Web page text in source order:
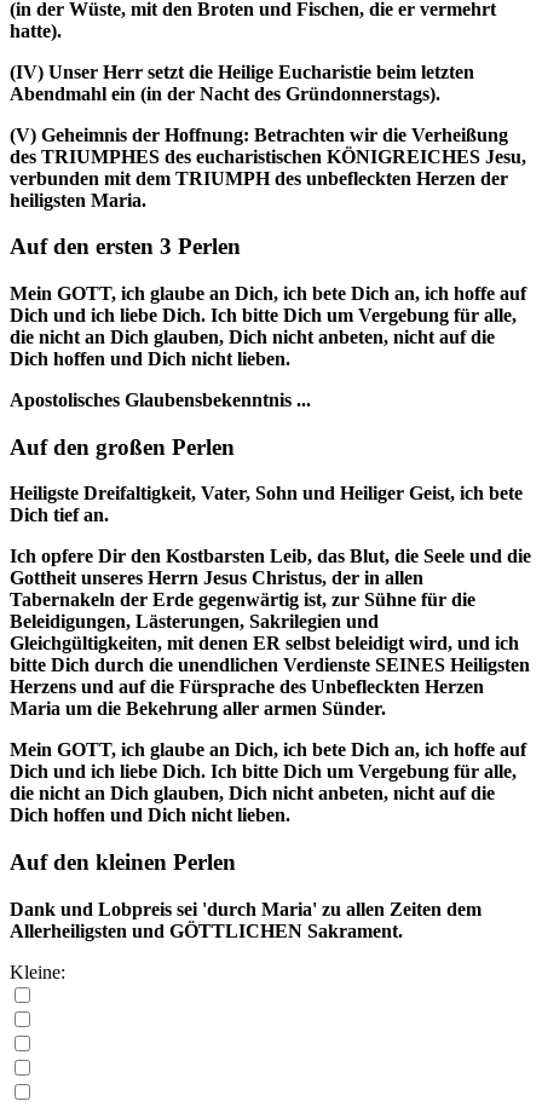
(in der Wüste, mit den Broten und Fischen, die er vermehrt
hatte).
(IV) Unser Herr setzt die Heilige Eucharistie beim letzten
Abendmahl ein (in der Nacht des Gründonnerstags).
(V) Geheimnis der Hoffnung: Betrachten wir die Verheißung
des TRIUMPHES des eucharistischen KÖNIGREICHES Jesu,
verbunden mit dem TRIUMPH des unbefleckten Herzen der
heiligsten Maria.
Auf den ersten 3 Perlen
Mein GOTT, ich glaube an Dich, ich bete Dich an, ich hoffe auf
Dich und ich liebe Dich. Ich bitte Dich um Vergebung für alle,
die nicht an Dich glauben, Dich nicht anbeten, nicht auf die
Dich hoffen und Dich nicht lieben.
Apostolisches Glaubensbekenntnis ...
Auf den großen Perlen
Heiligste Dreifaltigkeit, Vater, Sohn und Heiliger Geist, ich bete
Dich tief an.
Ich opfere Dir den Kostbarsten Leib, das Blut, die Seele und die
Gottheit unseres Herrn Jesus Christus, der in allen
Tabernakeln der Erde gegenwärtig ist, zur Sühne für die
Beleidigungen, Lästerungen, Sakrilegien und
Gleichgültigkeiten, mit denen ER selbst beleidigt wird, und ich
bitte Dich durch die unendlichen Verdienste SEINES Heiligsten
Herzens und auf die Fürsprache des Unbefleckten Herzen
Maria um die Bekehrung aller armen Sünder.
Mein GOTT, ich glaube an Dich, ich bete Dich an, ich hoffe auf
Dich und ich liebe Dich. Ich bitte Dich um Vergebung für alle,
die nicht an Dich glauben, Dich nicht anbeten, nicht auf die
Dich hoffen und Dich nicht lieben.
Auf den kleinen Perlen
Dank und Lobpreis sei 'durch Maria' zu allen Zeiten dem
Allerheiligsten und GÖTTLICHEN Sakrament.
Kleine: